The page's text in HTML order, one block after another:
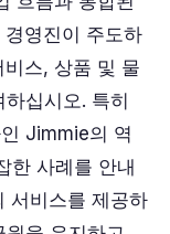
영진이 주도하
스, 상품 및 물
십시오. 특히
Jimmie의 역
한 사례를 안내
서비스를 제공하